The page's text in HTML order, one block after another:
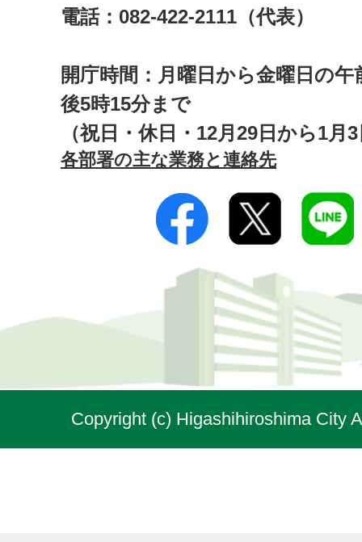
電話：082-422-2111（代表）
開庁時間：月曜日から金曜日の午
後5時15分まで
（祝日・休日・12月29日から1月
各部署の主な業務と連絡先
Copyright (c) Higashihiroshima City